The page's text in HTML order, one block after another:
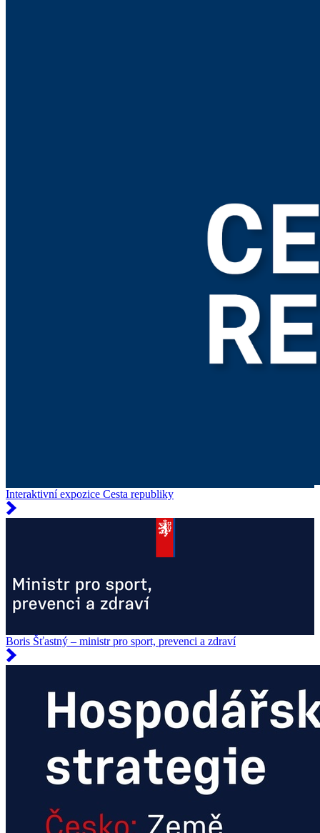
Interaktivní expozice Cesta republiky
Boris Šťastný – ministr pro sport, prevenci a zdraví